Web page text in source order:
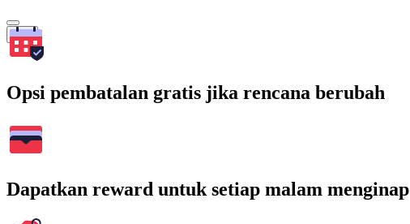
Cari
Opsi pembatalan gratis jika rencana berubah
Dapatkan reward untuk setiap malam menginap